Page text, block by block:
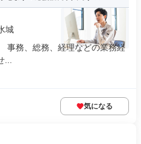
城
事務、総務、経理などの業務経
気になる